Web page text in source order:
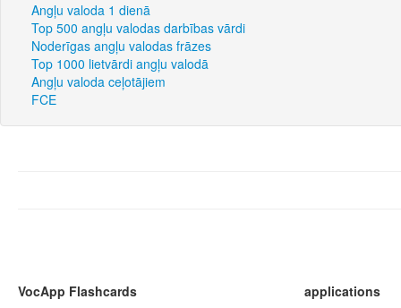
Angļu valoda 1 dienā
Top 500 angļu valodas darbības vārdi
Noderīgas angļu valodas frāzes
Top 1000 lietvārdi angļu valodā
Angļu valoda ceļotājiem
FCE
VocApp Flashcards
applications